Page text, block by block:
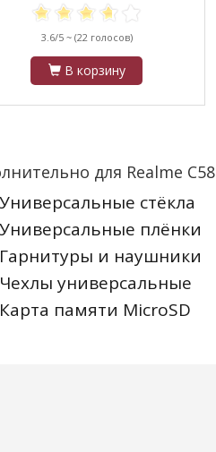
3.6/5 ~ (22 голосов)
В корзину
для Realme C58
Универсальные стёкла
Универсальные плёнки
Гарнитуры и наушники
Чехлы универсальные
Карта памяти MicroSD